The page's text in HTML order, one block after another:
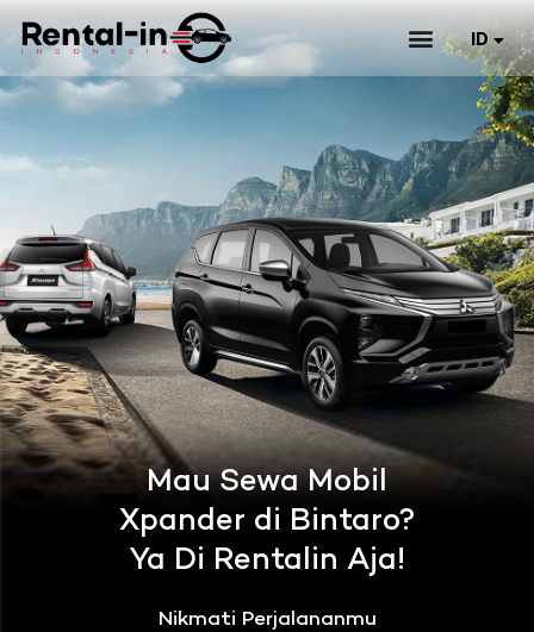
ID
EN
Mau Sewa Mobil
Xpander di Bintaro?
Ya Di Rentalin Aja!
Nikmati Perjalananmu